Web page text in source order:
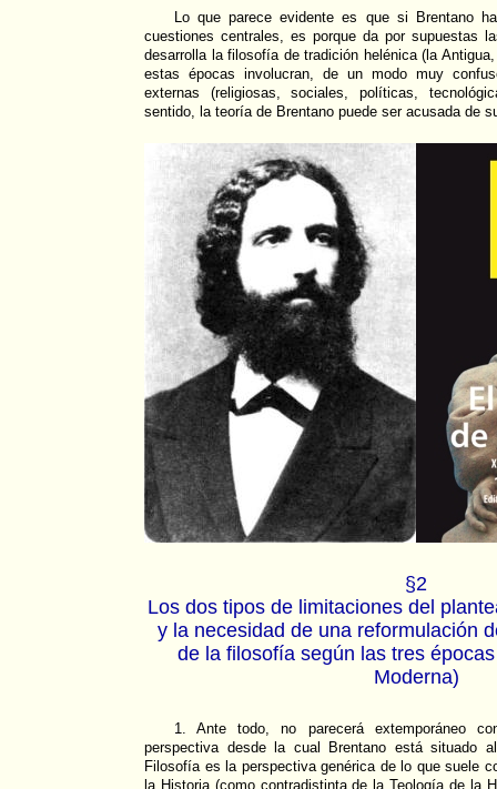
Lo que parece evidente es que si Brentano
cuestiones centrales, es porque da por supuestas
desarrolla la filosofía de tradición helénica (la
estas épocas involucran, de un modo muy
externas (religiosas, sociales, políticas,
sentido, la teoría de Brentano puede ser acusada de
§2
Los dos tipos de limitaciones del
y la necesidad de una reformulación
de la filosofía según las tres
Moderna)
1. Ante todo, no parecerá extemporáneo
perspectiva desde la cual Brentano está situado
Filosofía es la perspectiva genérica de lo que suele
la Historia (como contradistinta de la Teología de la